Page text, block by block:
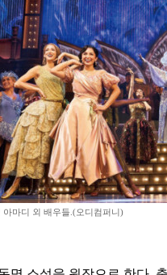
마디 외 배우들.(오디컴퍼니)